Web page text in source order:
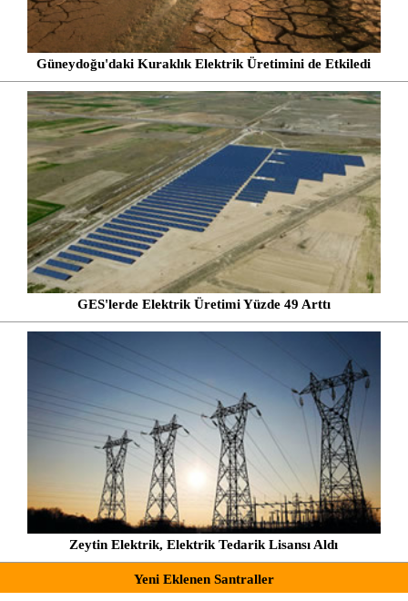
Güneydoğu'daki Kuraklık Elektrik Üretimini de Etkiledi
GES'lerde Elektrik Üretimi Yüzde 49 Arttı
Zeytin Elektrik, Elektrik Tedarik Lisansı Aldı
Yeni Eklenen Santraller